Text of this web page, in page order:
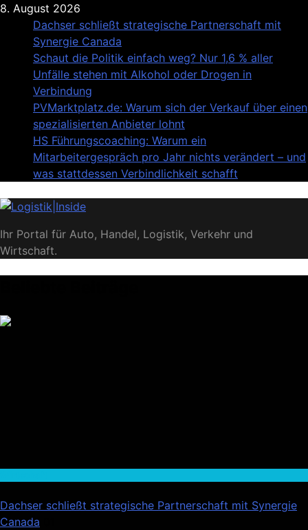
Skip
content
8. August 2026
Dachser schließt strategische Partnerschaft mit
Synergie Canada
Schaut die Politik einfach weg? Nur 1,6 % aller
Unfälle stehen mit Alkohol oder Drogen in
Verbindung
PVMarktplatz.de: Warum sich der Verkauf über einen
spezialisierten Anbieter lohnt
HS Führungscoaching: Warum ein
Mitarbeitergespräch pro Jahr nichts verändert – und
was stattdessen Verbindlichkeit schafft
Logistik|Inside
Ihr Portal für Auto, Handel, Logistik, Verkehr und
Wirtschaft.
Dachser schließt strategische Partnerschaft mit Synergie
Canada